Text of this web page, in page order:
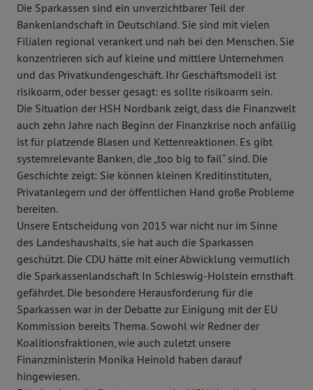
Die Sparkassen sind ein unverzichtbarer Teil der
Bankenlandschaft in Deutschland. Sie sind mit vielen
Filialen regional verankert und nah bei den Menschen. Sie
konzentrieren sich auf kleine und mittlere Unternehmen
und das Privatkundengeschäft. Ihr Geschäftsmodell ist
risikoarm, oder besser gesagt: es sollte risikoarm sein.
Die Situation der HSH Nordbank zeigt, dass die Finanzwelt
auch zehn Jahre nach Beginn der Finanzkrise noch anfällig
ist für platzende Blasen und Kettenreaktionen. Es gibt
systemrelevante Banken, die „too big to fail“ sind. Die
Geschichte zeigt: Sie können kleinen Kreditinstituten,
Privatanlegern und der öffentlichen Hand große Probleme
bereiten.
Unsere Entscheidung von 2015 war nicht nur im Sinne
des Landeshaushalts, sie hat auch die Sparkassen
geschützt. Die CDU hätte mit einer Abwicklung vermutlich
die Sparkassenlandschaft In Schleswig-Holstein ernsthaft
gefährdet. Die besondere Herausforderung für die
Sparkassen war in der Debatte zur Einigung mit der EU
Kommission bereits Thema. Sowohl wir Redner der
Koalitionsfraktionen, wie auch zuletzt unsere
Finanzministerin Monika Heinold haben darauf
hingewiesen.